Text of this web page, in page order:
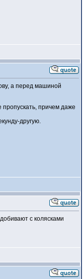
а перед машиной
пропускать, причем даже
другую.
с колясками